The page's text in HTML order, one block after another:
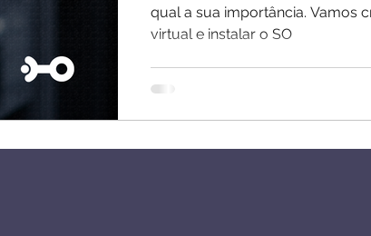
qual a sua importância. Vamos
virtual e instalar o SO